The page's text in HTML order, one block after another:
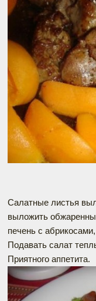
Салатные листья
выложить
печень с
Подавать салат
Приятного аппетита.